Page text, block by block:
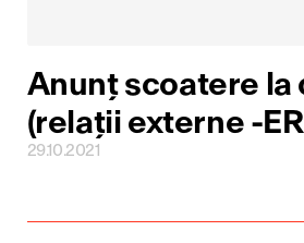
Anunț scoatere la
(relații externe -
29.10.2021